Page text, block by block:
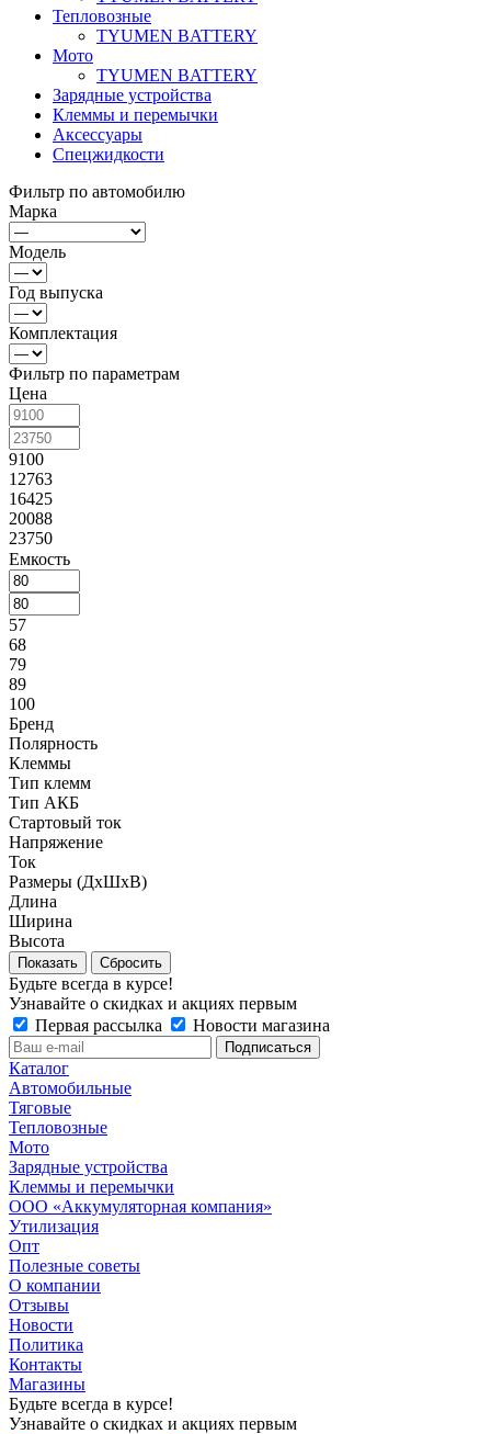
Тепловозные
TYUMEN BATTERY
Мото
TYUMEN BATTERY
Зарядные устройства
Клеммы и перемычки
Аксессуары
Спецжидкости
Фильтр по автомобилю
Марка
Модель
Год выпуска
Комплектация
Фильтр по параметрам
Цена
9100
12763
16425
20088
23750
Емкость
57
68
79
89
100
Бренд
Полярность
Клеммы
Тип клемм
Тип АКБ
Стартовый ток
Напряжение
Ток
Размеры (ДxШxВ)
Длина
Ширина
Высота
Сбросить
Будьте всегда в курсе!
Узнавайте о скидках и акциях первым
Первая рассылка
Новости магазина
Каталог
Автомобильные
Тяговые
Тепловозные
Мото
Зарядные устройства
Клеммы и перемычки
ООО «Аккумуляторная компания»
Утилизация
Опт
Полезные советы
О компании
Отзывы
Новости
Политика
Контакты
Магазины
Будьте всегда в курсе!
Узнавайте о скидках и акциях первым